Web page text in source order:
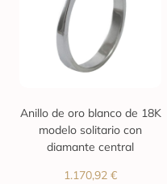
Anillo de oro blanco de 18K
modelo solitario con
diamante central
1.170,92 €